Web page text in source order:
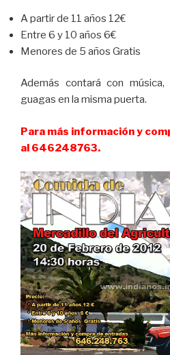
A partir de 11 años 12€
Entre 6 y 10 años 6€
Menores de 5 años Gratis
Además contará con
guagas en la misma puerta.
Para más información y
al 646248763.